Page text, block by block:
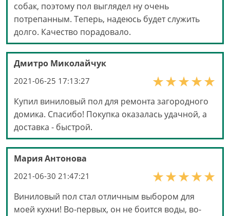
собак, поэтому пол выглядел ну очень
потрепанным. Теперь, надеюсь будет служить
долго. Качество порадовало.
Дмитро Миколайчук
2021-06-25 17:13:27
Купил виниловый пол для ремонта загородного
домика. Спасибо! Покупка оказалась удачной, а
доставка - быстрой.
Мария Антонова
2021-06-30 21:47:21
Виниловый пол стал отличным выбором для
моей кухни! Во-первых, он не боится воды, во-